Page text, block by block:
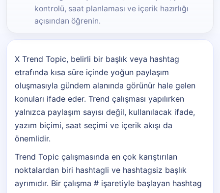
kontrolü, saat planlaması ve içerik hazırlığı
açısından öğrenin.
X Trend Topic, belirli bir başlık veya hashtag
etrafında kısa süre içinde yoğun paylaşım
oluşmasıyla gündem alanında görünür hale gelen
konuları ifade eder. Trend çalışması yapılırken
yalnızca paylaşım sayısı değil, kullanılacak ifade,
yazım biçimi, saat seçimi ve içerik akışı da
önemlidir.
Trend Topic çalışmasında en çok karıştırılan
noktalardan biri hashtagli ve hashtagsiz başlık
ayrımıdır. Bir çalışma # işaretiyle başlayan hashtag